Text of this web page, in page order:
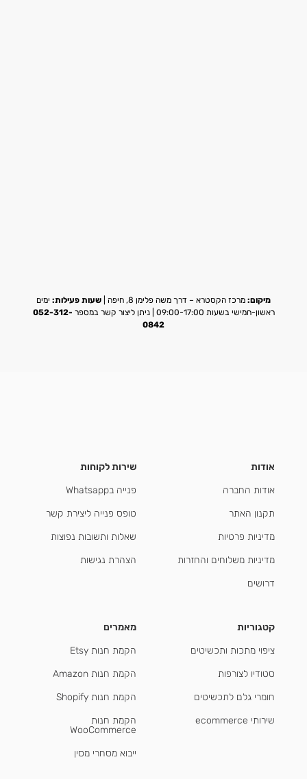
מיקום: מרכז הקסטרא – דרך משה פלימן 8, חיפה | שעות פעילות: ימים
ראשון-חמישי בשעות 09:00-17:00 | ניתן ליצור קשר במספר
052-312-
0842
אודות
אודות החברה
תקנון האתר
מדיניות פרטיות
מדיניות משלוחים והחזרות
דרושים
שירות לקוחות
פנייה בWhatsapp
טופס פנייה ליצירת קשר
שאלות ותשובות נפוצות
הצהרת נגישות
קטגוריות
ציפוי מתכות ותכשיטים
סטודיו לצורפות
חומרי גלם לתכשיטים
שירותי ecommerce
מאמרים
הקמת חנות Etsy
הקמת חנות Amazon
הקמת חנות Shopify
הקמת חנות
WooCommerce
ייבוא מסחרי מסין